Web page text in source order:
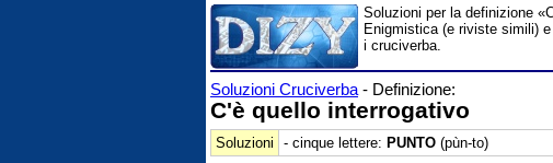
Soluzioni per la definizione
Enigmistica (e riviste simili)
i cruciverba.
Soluzioni Cruciverba - Definizione:
C'è quello interrogativo
Soluzioni - cinque lettere: PUNTO (pùn-to)